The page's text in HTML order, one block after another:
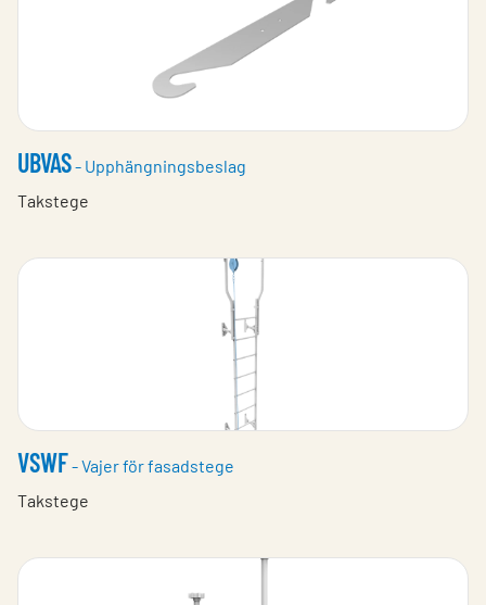
UBVAS- Upphängningsbeslag
Takstege
VSWF- Vajer för fasadstege
Takstege